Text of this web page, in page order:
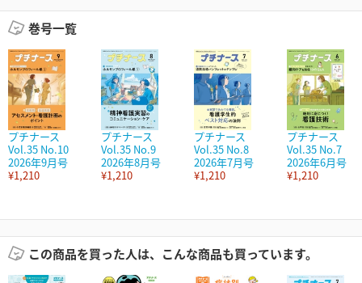
巻号一覧
プチナース
Vol.35 No.10
2026年9月号
¥1,210
プチナース
Vol.35 No.9
2026年8月号
¥1,210
プチナース
Vol.35 No.8
2026年7月号
¥1,210
プチナース
Vol.35 No.7
2026年6月号
¥1,210
この商品を買った人は、こんな商品も買っています。